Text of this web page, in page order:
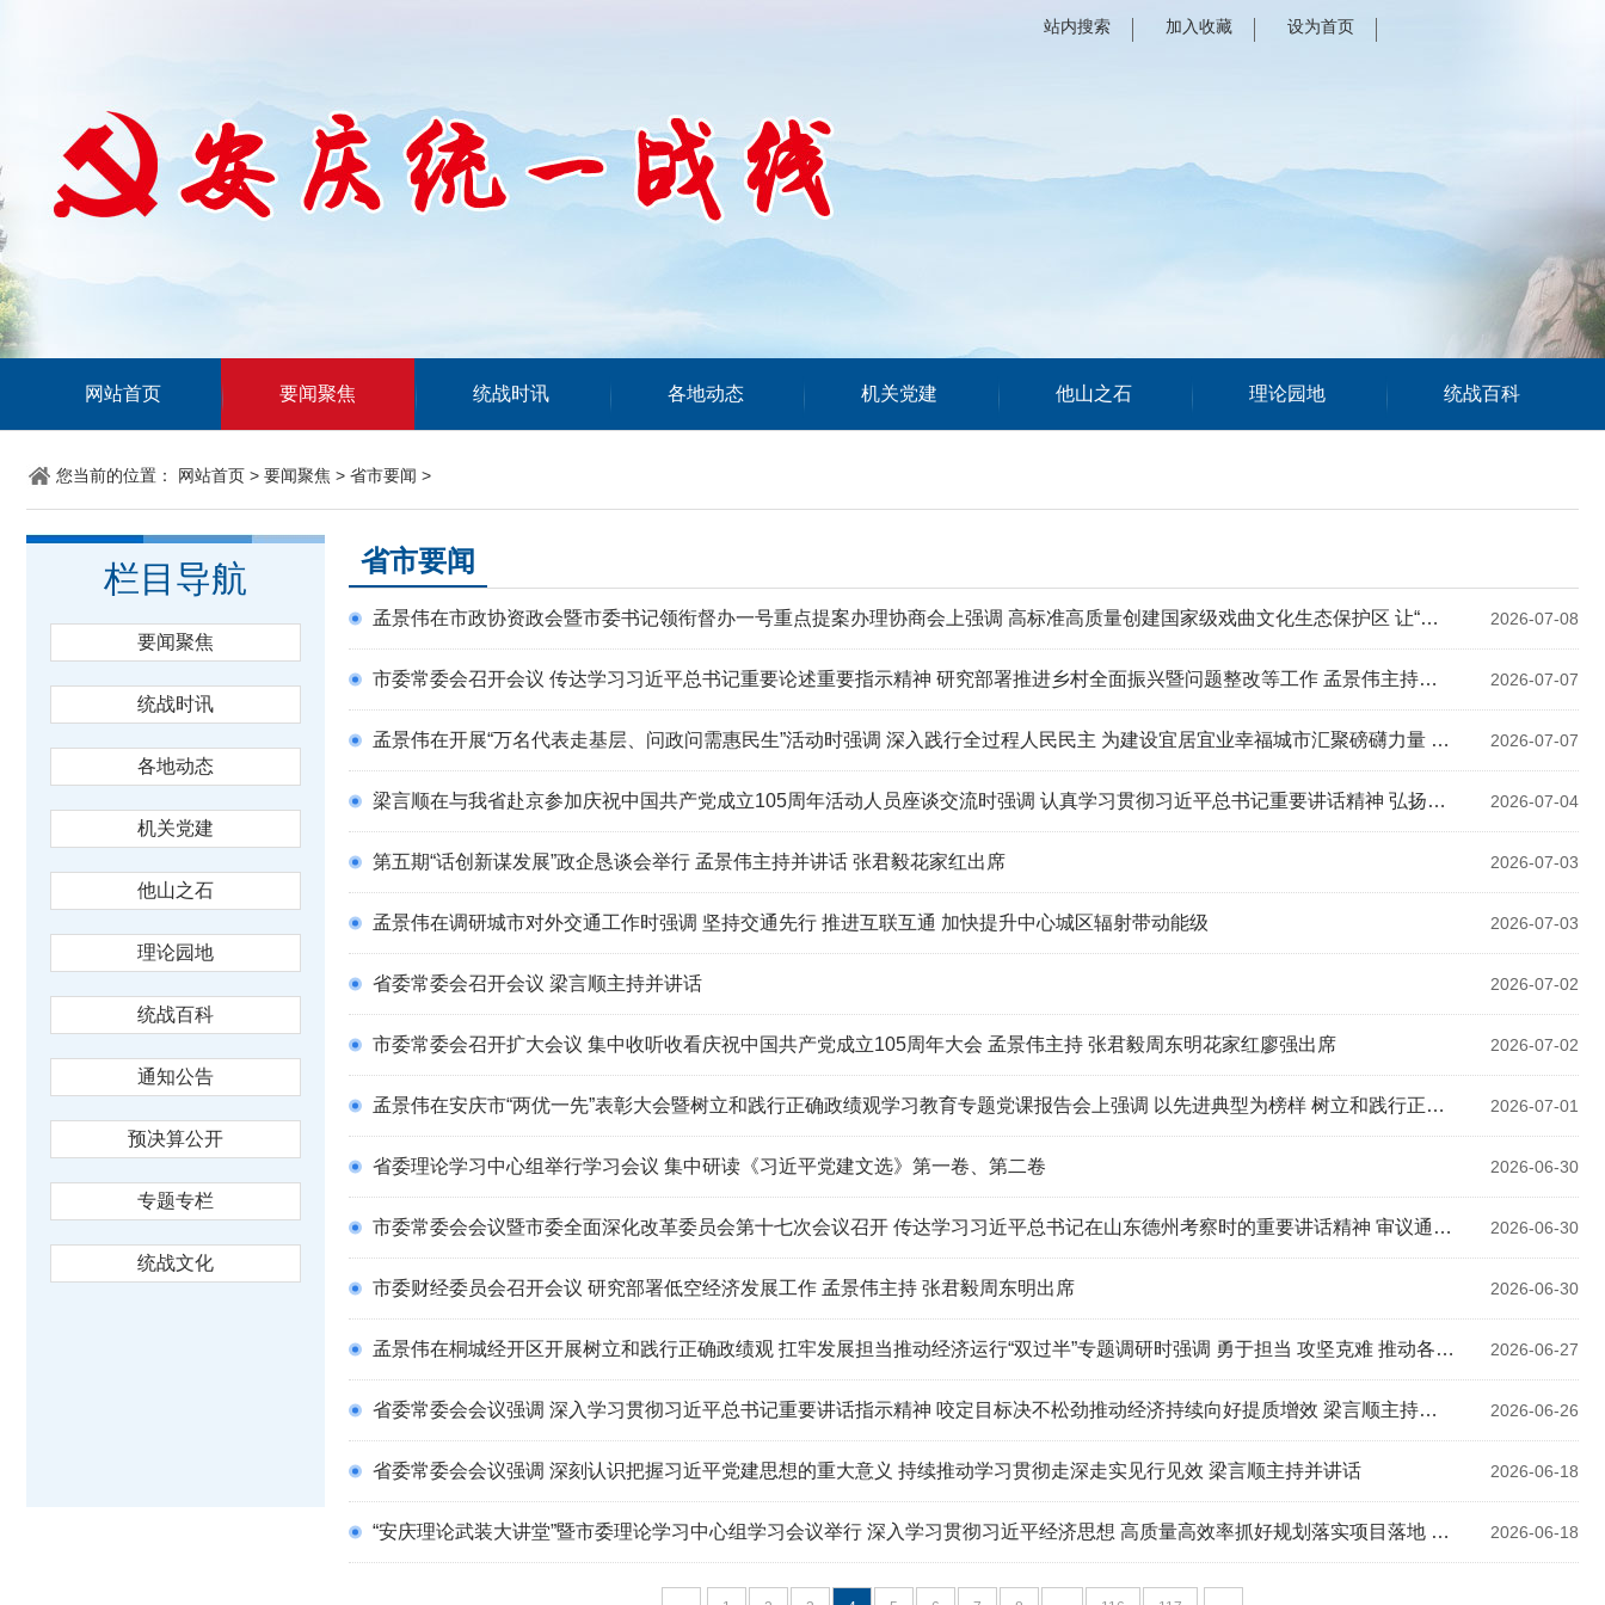
站内搜索 加入收藏 设为首页
网站首页 要闻聚焦 统战时讯 各地动态 机关党建 他山之石 理论园地 统战百科
您当前的位置： 网站首页 > 要闻聚焦 > 省市要闻 >
栏目导航
要闻聚焦
统战时讯
各地动态
机关党建
他山之石
理论园地
统战百科
通知公告
预决算公开
专题专栏
统战文化
省市要闻
2026-07-08
孟景伟在市政协资政会暨市委书记领衔督办一号重点提案办理协商会上强调 高标准高质量创建国家级戏曲文化生态保护区 让“有戏之城”始终“好戏连台” 花家红主持 廖强出席
2026-07-07
市委常委会召开会议 传达学习习近平总书记重要论述重要指示精神 研究部署推进乡村全面振兴暨问题整改等工作 孟景伟主持会议
2026-07-07
孟景伟在开展“万名代表走基层、问政问需惠民生”活动时强调 深入践行全过程人民民主 为建设宜居宜业幸福城市汇聚磅礴力量 周东明参加
2026-07-04
梁言顺在与我省赴京参加庆祝中国共产党成立105周年活动人员座谈交流时强调 认真学习贯彻习近平总书记重要讲话精神 弘扬伟大建党精神在新征程上书写优异答卷 王清宪主持
2026-07-03
第五期“话创新谋发展”政企恳谈会举行 孟景伟主持并讲话 张君毅花家红出席
2026-07-03
孟景伟在调研城市对外交通工作时强调 坚持交通先行 推进互联互通 加快提升中心城区辐射带动能级
2026-07-02
省委常委会召开会议 梁言顺主持并讲话
2026-07-02
市委常委会召开扩大会议 集中收听收看庆祝中国共产党成立105周年大会 孟景伟主持 张君毅周东明花家红廖强出席
2026-07-01
孟景伟在安庆市“两优一先”表彰大会暨树立和践行正确政绩观学习教育专题党课报告会上强调 以先进典型为榜样 树立和践行正确政绩观 奋力在新征程上书写高质量发展新业绩 张君毅主持 周东明花家红廖强出席
2026-06-30
省委理论学习中心组举行学习会议 集中研读《习近平党建文选》第一卷、第二卷
2026-06-30
市委常委会会议暨市委全面深化改革委员会第十七次会议召开 传达学习习近平总书记在山东德州考察时的重要讲话精神 审议通过有关文件 孟景伟主持会议
2026-06-30
市委财经委员会召开会议 研究部署低空经济发展工作 孟景伟主持 张君毅周东明出席
2026-06-27
孟景伟在桐城经开区开展树立和践行正确政绩观 扛牢发展担当推动经济运行“双过半”专题调研时强调 勇于担当 攻坚克难 推动各项工作提质效上台阶
2026-06-26
省委常委会会议强调 深入学习贯彻习近平总书记重要讲话指示精神 咬定目标决不松劲推动经济持续向好提质增效 梁言顺主持并讲话
2026-06-18
省委常委会会议强调 深刻认识把握习近平党建思想的重大意义 持续推动学习贯彻走深走实见行见效 梁言顺主持并讲话
2026-06-18
“安庆理论武装大讲堂”暨市委理论学习中心组学习会议举行 深入学习贯彻习近平经济思想 高质量高效率抓好规划落实项目落地 孟景伟主持并讲话 张君毅花家红廖强出席